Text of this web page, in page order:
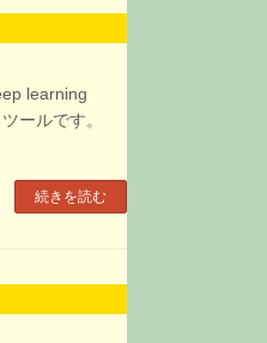
learning
ツールです。
続きを読む